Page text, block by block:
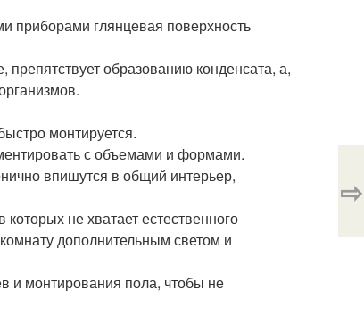
приборами глянцевая поверхность
препятствует образованию конденсата, а,
монтируется.
с объемами и формами.
впишутся в общий интерьер,
не хватает естественного
дополнительным светом и
и монтирования пола, чтобы не
⇨